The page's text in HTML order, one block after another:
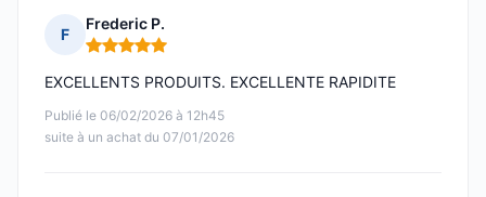
F
Frederic P.
Note : 5 sur 5
Publié le 06/02/2026 à 12h45
suite à un achat du 07/01/2026
EXCELLENTS PRODUITS. EXCELLENTE RAPIDITE